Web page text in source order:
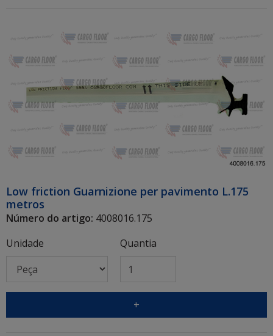
Low friction Guarnizione per pavimento L.175
metros
Número do artigo: 4008016.175
Unidade
Quantia
+